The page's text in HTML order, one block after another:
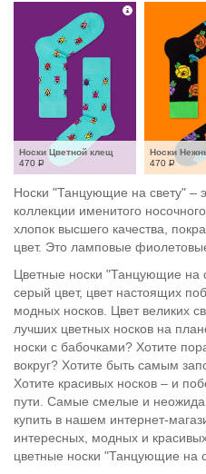
Носки Цветной клещ
470 Р
Носки
470 Р
Носки "Танцующие на свету" –
коллекции именитого
хлопок высшего качества,
цвет. Это ламповые
Цветные носки "Танцующие на
серый цвет, цвет настоящих
модных носков. Цвет великих
лучших цветных носков на
носки с бабочками? Хотите
вокруг? Хотите быть самым
Хотите красивых носков – и
пути. Самые смелые и
купить в нашем интернет-
интересных, модных и
цветные носки "Танцующие на